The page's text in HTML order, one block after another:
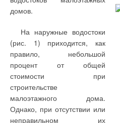
домов.
На наружные водостоки
(рис. 1) приходится, как
правило, небольшой
процент от общей
стоимости при
строительстве
малоэтажного дома.
Однако, при отсутствии или
неправильном их
— применение
переменным расходом
хладагента (или VRF-
системы).
Каждый вариант,
безусловно, имеет свою
область применения, свои
достоинства и недостатки.
Так, VRF-системы имеют
существенно снизить
Благодаря компактной
конструкции для установки
Etaline-R требуется
значительно меньше
дорогостоящей площади,